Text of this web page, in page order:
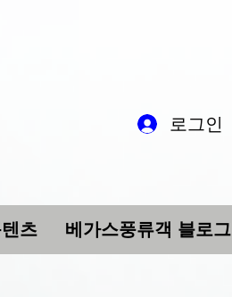
로그인
츠 베가스풍류객 블로그